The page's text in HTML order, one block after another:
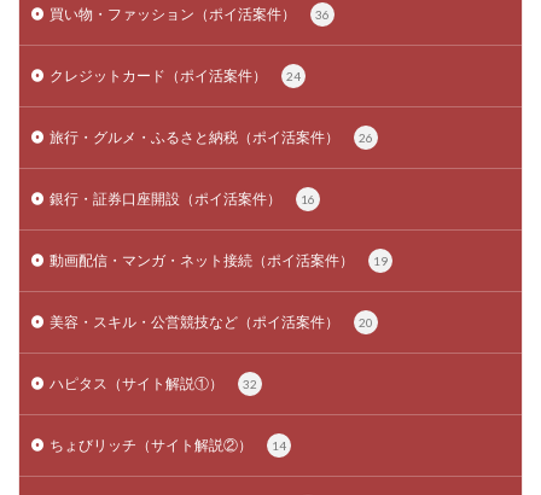
買い物・ファッション（ポイ活案件） 36
クレジットカード（ポイ活案件） 24
旅行・グルメ・ふるさと納税（ポイ活案件） 26
銀行・証券口座開設（ポイ活案件） 16
動画配信・マンガ・ネット接続（ポイ活案件） 19
美容・スキル・公営競技など（ポイ活案件） 20
ハピタス（サイト解説①） 32
ちょびリッチ（サイト解説②） 14